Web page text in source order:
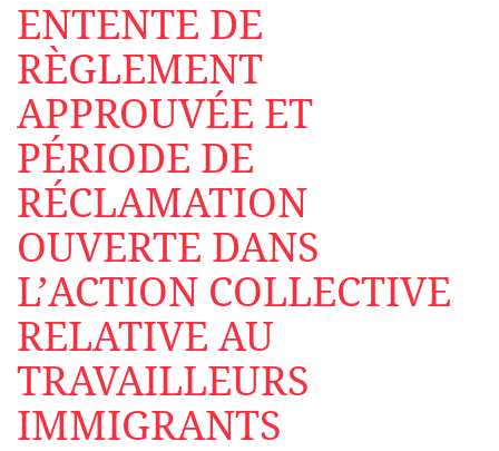
ENTENTE DE
RÈGLEMENT
APPROUVÉE ET
PÉRIODE DE
RÉCLAMATION
OUVERTE DANS
L’ACTION COLLECTIVE
RELATIVE AU
TRAVAILLEURS
IMMIGRANTS